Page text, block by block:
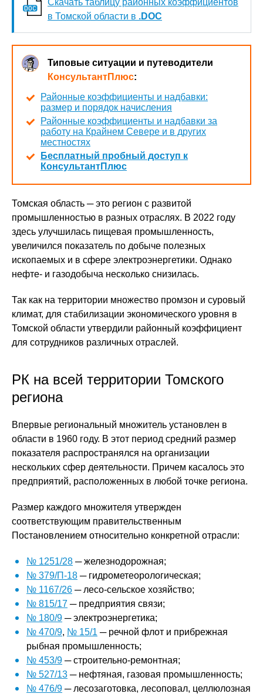
Скачать таблицу районных коэффициентов
в Томской области в .DOC
Типовые ситуации и путеводители
КонсультантПлюс:
Районные коэффициенты и надбавки:
размер и порядок начисления
Районные коэффициенты и надбавки за
работу на Крайнем Севере и в других
местностях
Бесплатный пробный доступ к
КонсультантПлюс
Томская область ─ это регион с развитой
промышленностью в разных отраслях. В 2022 году
здесь улучшилась пищевая промышленность,
увеличился показатель по добыче полезных
ископаемых и в сфере электроэнергетики. Однако
нефте- и газодобыча несколько снизилась.
Так как на территории множество промзон и суровый
климат, для стабилизации экономического уровня в
Томской области утвердили районный коэффициент
для сотрудников различных отраслей.
РК на всей территории Томского
региона
Впервые региональный множитель установлен в
области в 1960 году. В этот период средний размер
показателя распространялся на организации
нескольких сфер деятельности. Причем касалось это
предприятий, расположенных в любой точке региона.
Размер каждого множителя утвержден
соответствующим правительственным
Постановлением относительно конкретной отрасли:
№ 1251/28 ─ железнодорожная;
№ 379/П-18 ─ гидрометеорологическая;
№ 1167/26 ─ лесо-сельское хозяйство;
№ 815/17 ─ предприятия связи;
№ 180/9 ─ электроэнергетика;
№ 470/9, № 15/1 ─ речной флот и прибрежная
рыбная промышленность;
№ 453/9 ─ строительно-ремонтная;
№ 527/13 ─ нефтяная, газовая промышленность;
№ 476/9 ─ лесозаготовка, лесоповал, целлюлозная